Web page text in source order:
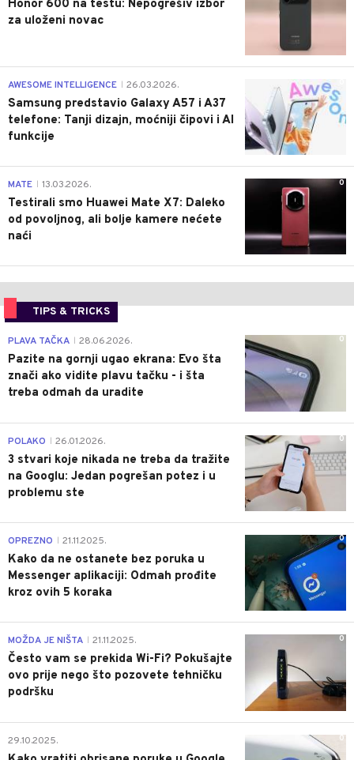
Honor 600 na testu: Nepogrešiv izbor
za uloženi novac
AWESOME INTELLIGENCE 26.03.2026.
Samsung predstavio Galaxy A57 i A37
telefone: Tanji dizajn, moćniji čipovi i AI
funkcije
0
MATE 13.03.2026.
Testirali smo Huawei Mate X7: Daleko
od povoljnog, ali bolje kamere nećete
naći
TIPS & TRICKS
0
PLAVA TAČKA 28.06.2026.
Pazite na gornji ugao ekrana: Evo šta
znači ako vidite plavu tačku - i šta
treba odmah da uradite
0
POLAKO 26.01.2026.
3 stvari koje nikada ne treba da tražite
na Googlu: Jedan pogrešan potez i u
problemu ste
0
OPREZNO 21.11.2025.
Kako da ne ostanete bez poruka u
Messenger aplikaciji: Odmah prođite
kroz ovih 5 koraka
0
MOŽDA JE NIŠTA 21.11.2025.
Često vam se prekida Wi-Fi? Pokušajte
ovo prije nego što pozovete tehničku
podršku
0
29.10.2025.